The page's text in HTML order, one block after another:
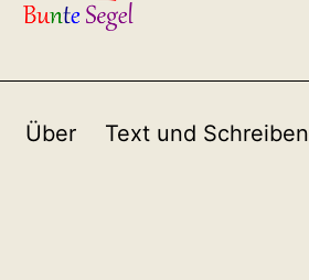
Über Text und Schreiben